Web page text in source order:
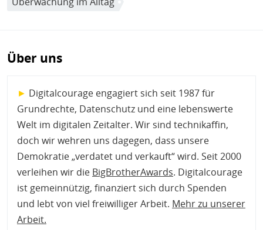
Recherchen von netzpolitik.org
gezeigt, dass rechte Politiker.innen aus Frankreich und
eine Ausweitung auf Pornografie, Drag-Queens,
Migration und Drogen fordern.
Internet zu befähigen.
Über uns
► Digitalcourage engagiert sich seit 1987 für
Grundrechte, Datenschutz und eine lebenswerte
Welt im digitalen Zeitalter. Wir sind technikaffin,
doch wir wehren uns dagegen, dass unsere
Demokratie „verdatet und verkauft“ wird. Seit 2000
verleihen wir die BigBrotherAwards. Digitalcourage
ist gemeinnützig, finanziert sich durch Spenden
und lebt von viel freiwilliger Arbeit. Mehr zu unserer
Arbeit.